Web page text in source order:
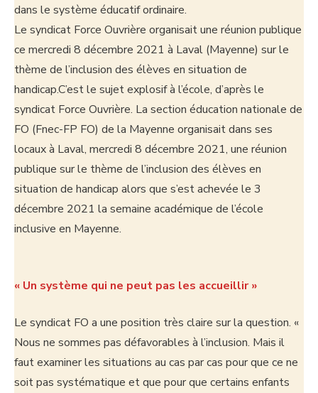
dans le système éducatif ordinaire.
Le syndicat Force Ouvrière organisait une réunion publique
ce mercredi 8 décembre 2021 à Laval (Mayenne) sur le
thème de l’inclusion des élèves en situation de
handicap.C’est le sujet explosif à l’école, d’après le
syndicat Force Ouvrière. La section éducation nationale de
FO (Fnec-FP FO) de la Mayenne organisait dans ses
locaux à Laval, mercredi 8 décembre 2021, une réunion
publique sur le thème de l’inclusion des élèves en
situation de handicap alors que s’est achevée le 3
décembre 2021 la semaine académique de l’école
inclusive en Mayenne.
« Un système qui ne peut pas les accueillir »
Le syndicat FO a une position très claire sur la question. «
Nous ne sommes pas défavorables à l’inclusion. Mais il
faut examiner les situations au cas par cas pour que ce ne
soit pas systématique et que pour que certains enfants